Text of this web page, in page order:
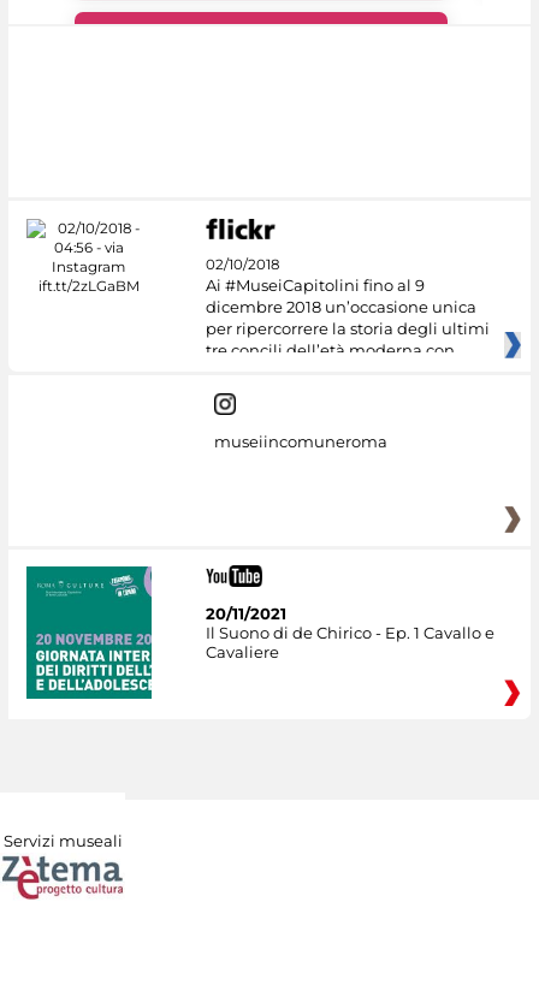
02/10/2018
Ai #MuseiCapitolini fino al 9
dicembre 2018 un’occasione unica
per ripercorrere la storia degli ultimi
tre concili dell’età moderna con
museiincomuneroma
20/11/2021
Il Suono di de Chirico - Ep. 1 Cavallo e
Cavaliere
Servizi museali